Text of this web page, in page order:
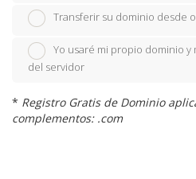
Transferir su dominio desde
Yo usaré mi propio dominio
del servidor
* Registro Gratis de Dominio
complementos: .com